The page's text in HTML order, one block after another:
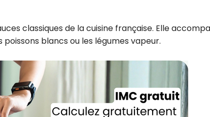
classiques de la cuisine française. Elle
blancs ou les légumes vapeur.
Recevez
recettes inédites de
!